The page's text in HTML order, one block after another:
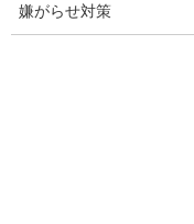
探偵愛知県
嫌がらせ対策